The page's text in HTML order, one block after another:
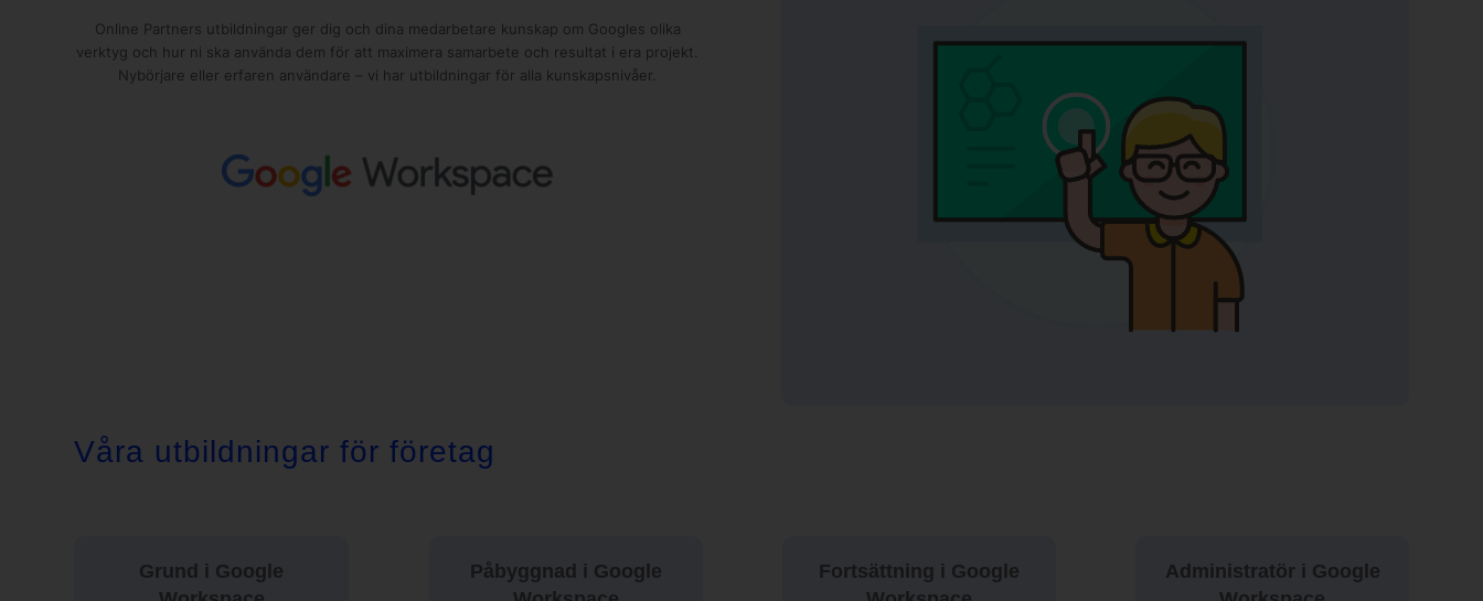
Online Partners utbildningar ger dig och dina medarbetare kunskap om Googles olika
verktyg och hur ni ska använda dem för att maximera samarbete och resultat i era projekt.
Nybörjare eller erfaren användare – vi har utbildningar för alla kunskapsnivåer.
Våra utbildningar för företag
Grund i Google
Påbyggnad i Google
Fortsättning i Google
Administratör i Google